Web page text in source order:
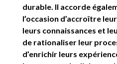
durable. Il accorde
l’occasion d’accroître
leurs connaissances et
de rationaliser leur
d’enrichir leurs